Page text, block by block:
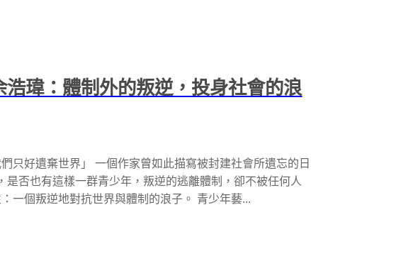
浩瑋：體制外的叛逆，投身社會的浪
只好遺棄世界」 一個作家曾如此描寫被封建社會所遺忘的日
是否也有這樣一群青少年，叛逆的逃離體制，卻不被任何人
一個叛逆地對抗世界與體制的浪子。 青少年藝...